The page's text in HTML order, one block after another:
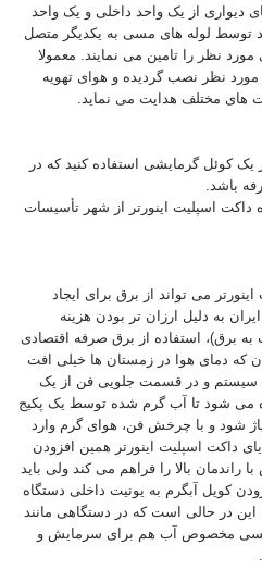
دیواری از یک واحد داخلی و یک واحد
توسط لوله های مسی به یکدیگر متصل
نظر را تامین می نمایند. معمولا
نظر نصب گردیده و هوای تهویه
های مختلف هدایت می نماید.
کوئل گرمایشی استفاده کنید که در
باشد.
داکت اسپلیت اینورتر از شهر تأسیسات
می تواند از برق برای ایجاد
به دلیل ارزان تر بودن هزینه
برق)، استفاده از برق صرفه اقتصادی
که دمای هوا در زمستان ها خیلی افت
سیستم و در قسمت جلویی فن از یک
شود تا آب گرم شده توسط یک پکیج
شود و با چرخش فن، هوای گرم وارد
داکت اسپلیت اینورتر همین افزودن
بالا را فراهم می کند ولی باید
کویل آبگرم به یونیت داخلی دستگاه
در حالی است که در دستگاهی مانند
مسی مخصوص آب هم برای سرمایش و